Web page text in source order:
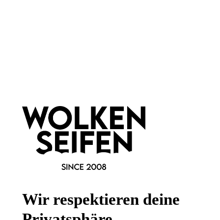
Vertrag widerrufen
* Alle Preise inkl. gesetzl. Mehrwertsteuer zzgl.
wenn nicht anders angegeben.
Wir respektieren deine